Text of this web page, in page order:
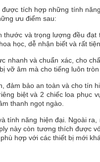
tích hợp những tính
ưu điểm sau:
thước và trọng lượng đều
học, dễ nhận biết và rất
nhanh và chuẩn xác, cho
vỡ âm mà cho tiếng luôn tròn
đảm bảo an toàn và cho tín
biệt và 2 chiếc loa phục
thanh ngọt ngào.
tính năng hiện đại. Ngoài
này còn tương thích được
hợp với các thiết bị mới